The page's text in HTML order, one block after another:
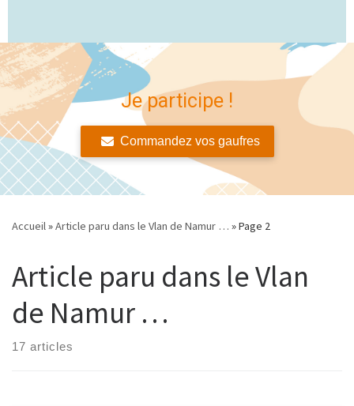
Je participe !
Commandez vos gaufres
Accueil»Article paru dans le Vlan de Namur … »Page 2
Article paru dans le Vlan
de Namur …
17 articles